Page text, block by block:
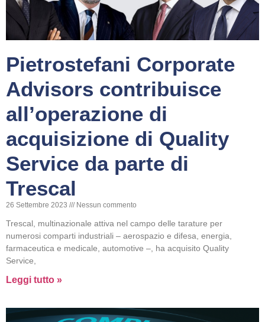
Pietrostefani Corporate
Advisors contribuisce
all’operazione di
acquisizione di Quality
Service da parte di
Trescal
26 Settembre 2023 Nessun commento
Trescal, multinazionale attiva nel campo delle tarature per
numerosi comparti industriali – aerospazio e difesa, energia,
farmaceutica e medicale, automotive –, ha acquisito Quality
Service,
Leggi tutto »